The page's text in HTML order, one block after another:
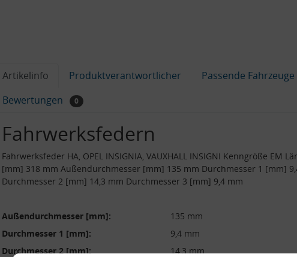
Artikelinfo Produktverantwortlicher
Passende Fahrzeuge
Bewertungen
0
Fahrwerksfedern
Fahrwerksfeder HA, OPEL INSIGNIA, VAUXHALL INSIGNI Kenngröße EM
[mm] 318 mm Außendurchmesser [mm] 135 mm Durchmesser 1 [mm]
Durchmesser 2 [mm] 14,3 mm Durchmesser 3 [mm] 9,4 mm
Außendurchmesser [mm]:
135 mm
Durchmesser 1 [mm]:
9,4 mm
Durchmesser 2 [mm]:
14,3 mm